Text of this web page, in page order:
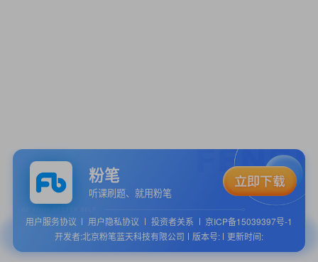
粉笔
听课刷题、就用粉笔
用户服务协议 用户隐私协议 投资者关系
京ICP备15039397号-1
开发者:北京粉笔蓝天科技有限公司
版本号: 更新时间: